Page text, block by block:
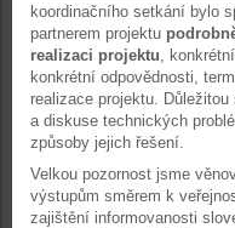
koordinačního setkání bylo
partnerem projektu
realizaci projektu ,
konkrétní odpovědnosti,
realizace projektu.
a diskuse technických
způsoby jejich řešení.
Velkou pozornost jsme
výstupům směrem k
zajištění informovanosti